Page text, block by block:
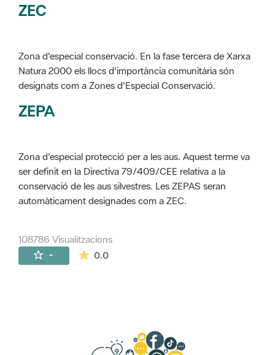
ZEC
Zona d'especial conservació. En la fase tercera de Xarxa
Natura 2000 els llocs d'importància comunitària són
designats com a Zones d'Especial Conservació.
ZEPA
Zona d'especial protecció per a les aus. Aquest terme va
ser definit en la Directiva 79/409/CEE relativa a la
conservació de les aus silvestres. Les ZEPAS seran
automàticament designades com a ZEC.
108786 Visualitzacions
- 0.0La mitjana de les valoracions és de 0